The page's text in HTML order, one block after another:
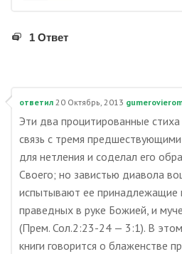
1 Ответ
ответил 20 Октябрь, 2013
Эти два процитированные
связь с тремя
для нетления и соделал его
Своего; но завистью диавола
испытывают ее принадлежащие
праведных в руке Божией, и
(Прем. Сол.2:23-24 — 3:1). В
книги говорится о блаженстве